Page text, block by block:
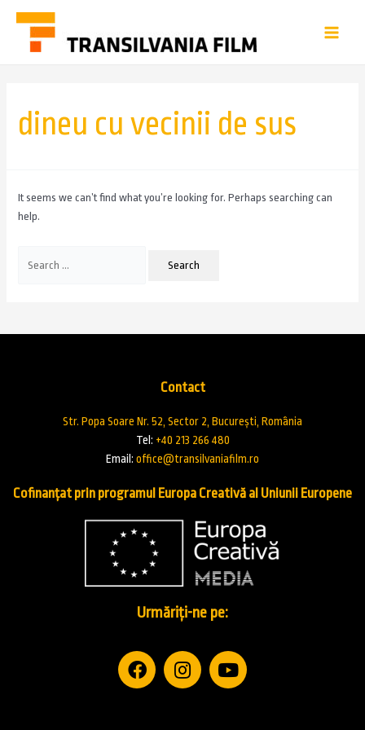
dineu cu vecinii de sus
It seems we can’t find what you’re looking for. Perhaps searching can
help.
Contact
Str. Popa Soare Nr. 52, Sector 2, București, România
Tel: +40 213 266 480
Email: office@transilvaniafilm.ro
Cofinanțat prin programul Europa Creativă al Uniunii Europene
Urmăriți-ne pe: